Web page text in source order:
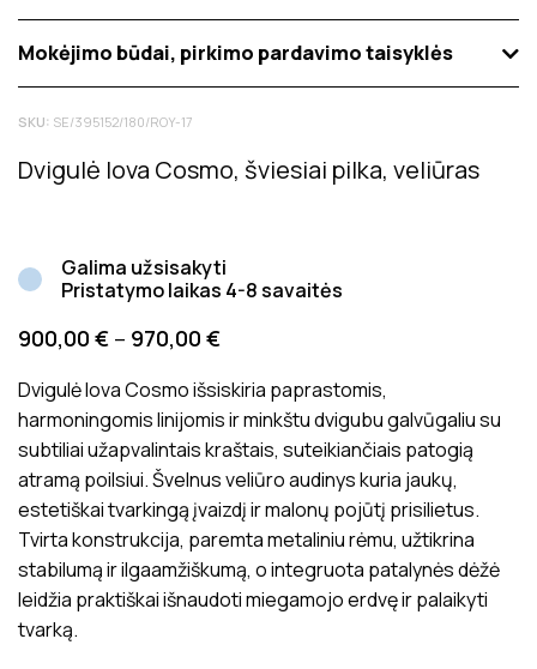
Mokėjimo būdai, pirkimo pardavimo taisyklės
SKU: SE/395152/180/ROY-17
Dvigulė lova Cosmo, šviesiai pilka, veliūras
Galima užsisakyti
Pristatymo laikas 4-8 savaitės
900,00 € – 970,00 €
Dvigulė lova Cosmo išsiskiria paprastomis,
harmoningomis linijomis ir minkštu dvigubu galvūgaliu su
subtiliai užapvalintais kraštais, suteikiančiais patogią
atramą poilsiui. Švelnus veliūro audinys kuria jaukų,
estetiškai tvarkingą įvaizdį ir malonų pojūtį prisilietus.
Tvirta konstrukcija, paremta metaliniu rėmu, užtikrina
stabilumą ir ilgaamžiškumą, o integruota patalynės dėžė
leidžia praktiškai išnaudoti miegamojo erdvę ir palaikyti
tvarką.